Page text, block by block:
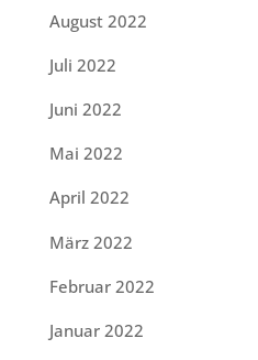
August 2022
Juli 2022
Juni 2022
Mai 2022
April 2022
März 2022
Februar 2022
Januar 2022